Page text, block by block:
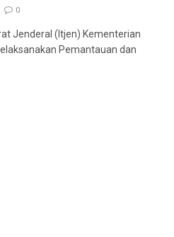
0
Jenderal (Itjen) Kementerian
Pemantauan dan